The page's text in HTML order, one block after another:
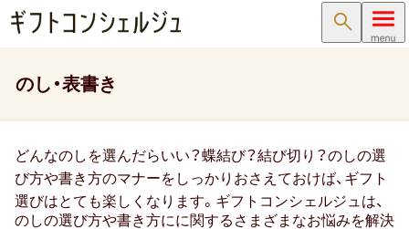
検索
内祝い･お返しTOP
内祝い・お祝い返し
出産内祝い ( 出産祝いのお返し )
のし・表書き
どんなのしを選んだらいい？蝶結び？結び切り？のしの選
び方や書き方のマナーをしっかりおさえておけば、ギフト
選びはとても楽しくなります。ギフトコンシェルジュは、
のしの選び方や書き方にに関するさまざまなお悩みを解決